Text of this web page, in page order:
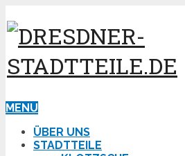
MENU
ÜBER UNS
STADTTEILE